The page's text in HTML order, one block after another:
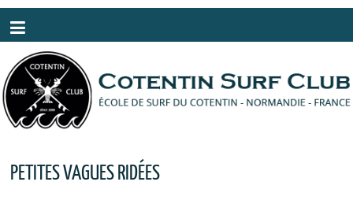
PETITES VAGUES RIDÉES
Panneau de gestion des cookies